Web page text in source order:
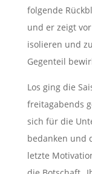
folgende
und er zeigt
isolieren und
Gegenteil
Los ging die
freitagabends
sich für die
bedanken und
letzte